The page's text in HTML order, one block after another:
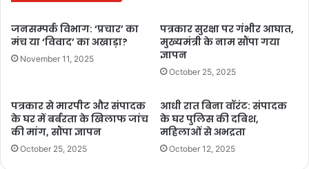
today news
जनसम्पर्क विभाग: ‘प्रचार’ का
मंच या ‘विवाद’ का अखाड़ा?
November 11, 2025
पत्रकार सुरक्षा पर गंभीर आघात,
मुख्यमंत्री के नाम सौंपा गया
ज्ञापन
October 25, 2025
पत्रकार से मारपीट और संपादक
के घर में बर्बरता के खिलाफ जांच
की मांग, सौंपा ज्ञापन
October 25, 2025
आधी रात बिना वॉरंट: संपादक
के घर पुलिस की दबिश,
महिलाओं से अभद्रता
October 12, 2025